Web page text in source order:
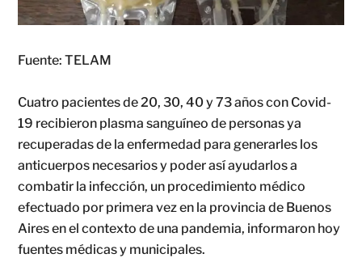
Fuente: TELAM
Cuatro pacientes de 20, 30, 40 y 73 años con Covid-
19 recibieron plasma sanguíneo de personas ya
recuperadas de la enfermedad para generarles los
anticuerpos necesarios y poder así ayudarlos a
combatir la infección, un procedimiento médico
efectuado por primera vez en la provincia de Buenos
Aires en el contexto de una pandemia, informaron hoy
fuentes médicas y municipales.